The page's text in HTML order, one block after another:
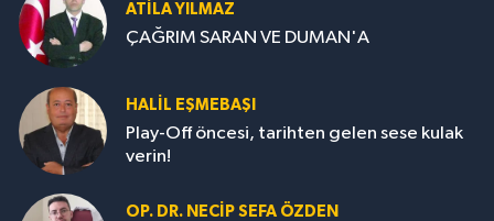
ATILA YILMAZ
ÇAĞRIM SARAN VE DUMAN'A
HALIL EŞMEBAŞI
Play-Off öncesi, tarihten gelen sese kulak
verin!
OP. DR. NECIP SEFA ÖZDEN